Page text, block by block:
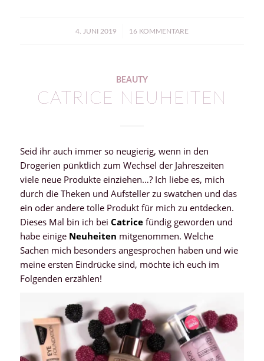
4. JUNI 2019
/ 16 KOMMENTARE
BEAUTY
CATRICE NEUHEITEN
Seid ihr auch immer so neugierig, wenn in den
Drogerien pünktlich zum Wechsel der Jahreszeiten
viele neue Produkte einziehen…? Ich liebe es, mich
durch die Theken und Aufsteller zu swatchen und das
ein oder andere tolle Produkt für mich zu entdecken.
Dieses Mal bin ich bei Catricefündig geworden und
habe einige Neuheiten mitgenommen. Welche
Sachen mich besonders angesprochen haben und wie
meine ersten Eindrücke sind, möchte ich euch im
Folgenden erzählen!